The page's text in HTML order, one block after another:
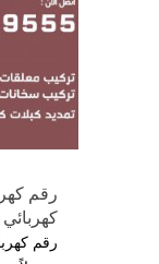
كهربائي
رقم